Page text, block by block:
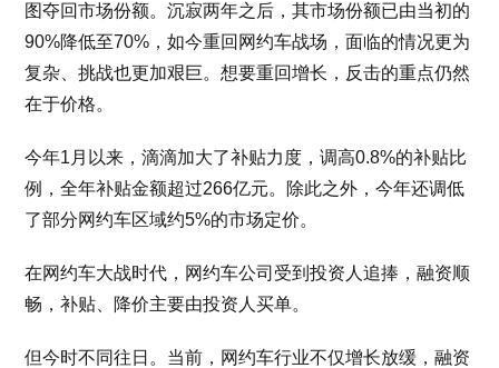
图夺回市场份额。沉寂两年之后，其市场份额已由当初的
90%降低至70%，如今重回网约车战场，面临的情况更为
复杂、挑战也更加艰巨。想要重回增长，反击的重点仍然
在于价格。
今年1月以来，滴滴加大了补贴力度，调高0.8%的补贴比
例，全年补贴金额超过266亿元。除此之外，今年还调低
了部分网约车区域约5%的市场定价。
在网约车大战时代，网约车公司受到投资人追捧，融资顺
畅，补贴、降价主要由投资人买单。
但今时不同往日。当前，网约车行业不仅增长放缓，融资